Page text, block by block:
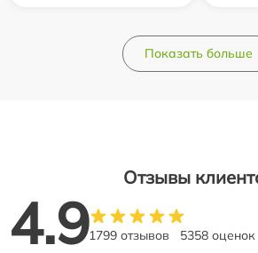
Показать больше
Отзывы
4.91799 отзывов 5358 оценок